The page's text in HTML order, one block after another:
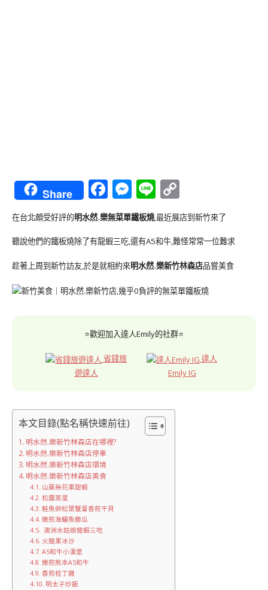
Share Facebook
Messenger
Line
Link
在台北頗受好評的明水然.樂無菜單鐵板燒,最近展店到新竹來了
聽說他們的鐵板燒除了有龍蝦三吃,還有A5和牛,難怪常常一位難求
趁著上周到新竹訪友,於是就相約來明水然.樂新竹林森店品嘗美食
⭐歡迎加入達人Emily的社群⭐
省錢旅
遊達人
達人
Emily IG
本文目錄(點名稱快速前往)
明水然.樂新竹林森店在哪裡?
明水然.樂新竹林森店停車
明水然.樂新竹林森店環境
明水然.樂新竹林森店美食
山藥無花果甜蝦
松露蒸蛋
鮭魚卵松葉蟹膏香煎干貝
嫩煎海鱺魚櫛瓜
澳洲水姑娘龍蝦三吃
火龍果冰沙
A5和牛小漢堡
嫩煎熊本A5和牛
香煎桂丁雞
明太子炒飯